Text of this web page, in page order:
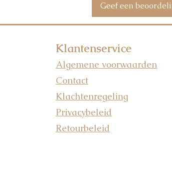
Geef een
Klantenservice
Algemene voorwaarden
Contact
Klachtenregeling
Privacybeleid
Retourbeleid